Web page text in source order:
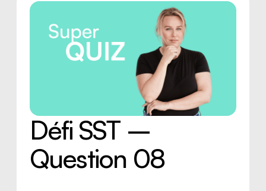
Trouver votre conseiller.ère
RMPPÉ
Défi SST –
Question 08